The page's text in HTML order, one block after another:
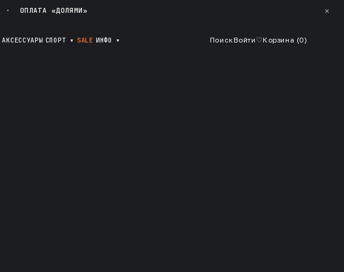
· ОПЛАТА «ДОЛЯМИ» ✕
АКСЕССУАРЫ СПОРТ ▾ SALE ИНФО ▾ ПоискВойти ♡Корзина (0)